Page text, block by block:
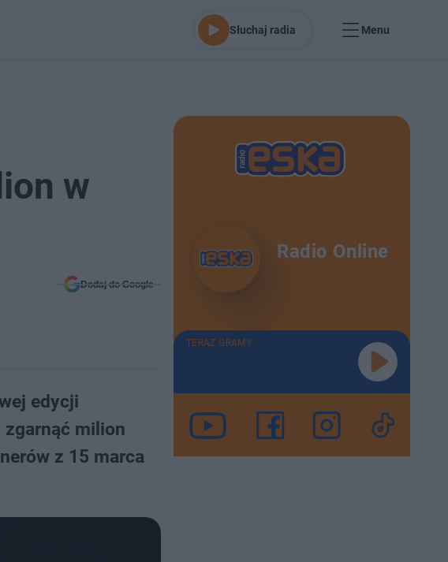
Słuchaj radia Menu
w
Dodaj do Google
edycji
zgarnąć milion
z 15 marca
Radio Online
TERAZ GRAMY